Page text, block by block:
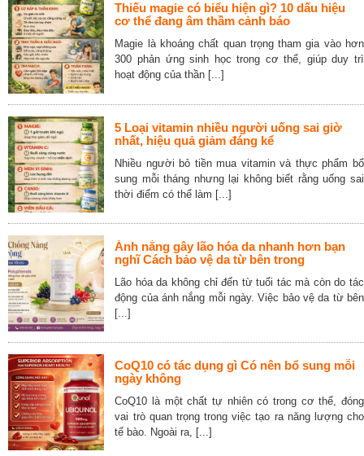
Thiếu magie có biểu hiện gì? 10 dấu hiệu
cơ thể đang âm thầm cảnh báo
Magie là khoáng chất quan trọng tham gia vào hơn
300 phản ứng sinh học trong cơ thể, giúp duy trì
hoạt động của thần [...]
5 Loại vitamin nhiều người uống sai giờ
nhất, hiệu quả giảm đáng kể
Nhiều người bỏ tiền mua vitamin và thực phẩm bổ
sung mỗi tháng nhưng lại không biết rằng uống sai
thời điểm có thể làm [...]
Ánh nắng gây lão hóa da nhanh hơn bạn
nghĩ Cách bảo vệ da từ bên trong
Lão hóa da không chỉ đến từ tuổi tác mà còn do tác
động của ánh nắng mỗi ngày. Việc bảo vệ da từ bên
[...]
CoQ10 có tác dụng gì Có nên bổ sung mỗi
ngày không
CoQ10 là một chất tự nhiên có trong cơ thể, đóng
vai trò quan trọng trong việc tạo ra năng lượng cho
tế bào. Ngoài ra, [...]